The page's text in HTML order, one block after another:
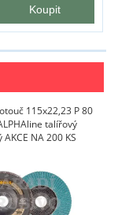
115x22,23 P 80
talířový
AKCE NA 200 KS